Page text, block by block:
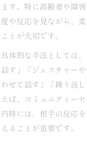
ます。特に高齢者や障
度や反応を見ながら、
ことが大切です。
具体的な手法としては
話す」「ジェスチャー
わせて話す」「繰り返
えば、コミュニティー
内時には、相手の反応
えることが重要です。